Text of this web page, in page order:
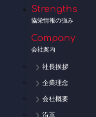
Strengths
協栄情報の強み
Company
会社案内
社長挨拶
企業理念
会社概要
沿革